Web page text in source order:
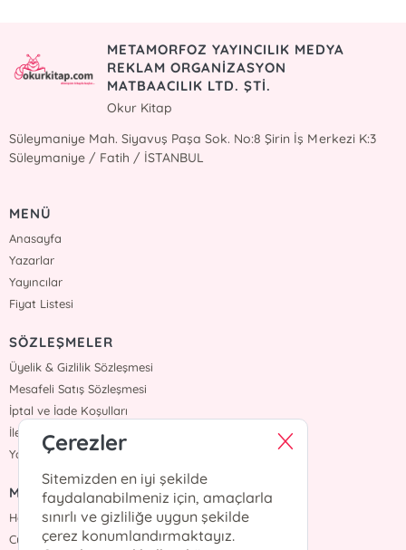
METAMORFOZ YAYINCILIK MEDYA
REKLAM ORGANİZASYON
MATBAACILIK LTD. ŞTİ.
Okur Kitap
Süleymaniye Mah. Siyavuş Paşa Sok. No:8 Şirin İş Merkezi K:3
Süleymaniye / Fatih / İSTANBUL
MENÜ
Anasayfa
Yazarlar
Yayıncılar
Fiyat Listesi
SÖZLEŞMELER
Üyelik & Gizlilik Sözleşmesi
Mesafeli Satış Sözleşmesi
İptal ve İade Koşulları
İletişim
Yardım
MÜŞTERİ HİZMETLERİ
Hafta içi :09:00 - 18:00
Cumartesi :09:00 - 18:00
Çerezler
Sitemizden en iyi şekilde
faydalanabilmeniz için, amaçlarla
sınırlı ve gizliliğe uygun şekilde
çerez konumlandırmaktayız.